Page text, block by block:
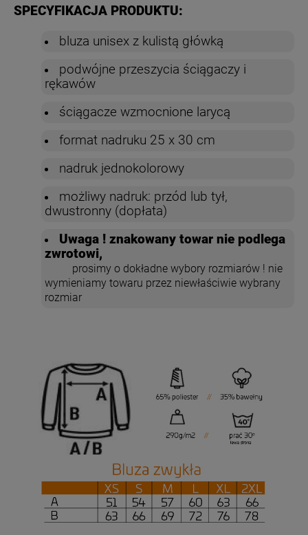
SPECYFIKACJA PRODUKTU:
bluza unisex z kulistą główką
podwójne przeszycia ściągaczy i
rękawów
ściągacze wzmocnione larycą
format nadruku 25 x 30 cm
nadruk jednokolorowy
możliwy nadruk: przód lub tył,
dwustronny (dopłata)
Uwaga ! znakowany towar nie podlega
zwrotowi,
prosimy o dokładne wybory rozmiarów ! nie
wymieniamy towaru przez niewłaściwie wybrany
rozmiar